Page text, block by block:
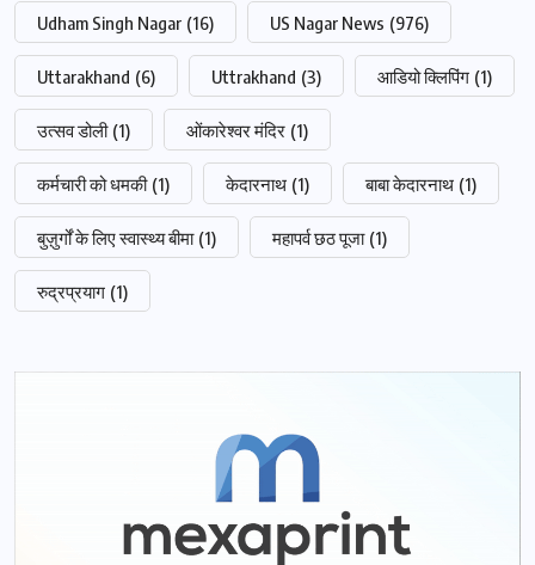
Udham Singh Nagar (16) US Nagar News (976)
Uttarakhand (6) Uttrakhand (3) आडियो क्लिपिंग (1)
उत्सव डोली (1) ओंकारेश्वर मंदिर (1)
कर्मचारी को धमकी (1) केदारनाथ (1) बाबा केदारनाथ (1)
बुज़ुर्गों के लिए स्वास्थ्य बीमा (1) महापर्व छठ पूजा (1)
रुद्रप्रयाग (1)